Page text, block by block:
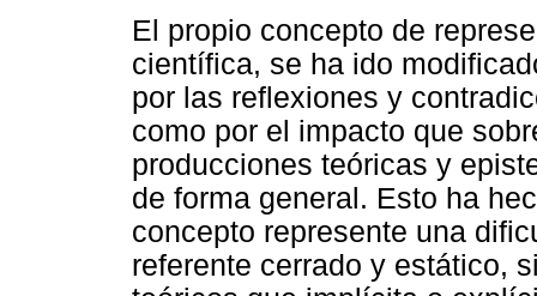
El propio concepto de
científica, se ha ido
por las reflexiones y
como por el impacto que
producciones teóricas y
de forma general. Esto ha
concepto represente una
referente cerrado y estático,